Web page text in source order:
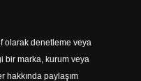
olarak denetleme veya
bir marka, kurum veya
hakkında paylaşım